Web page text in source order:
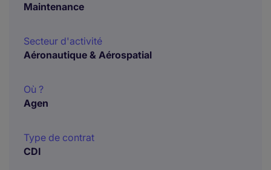
Maintenance
Secteur d'activité
Aéronautique & Aérospatial
Où ?
Agen
Type de contrat
CDI